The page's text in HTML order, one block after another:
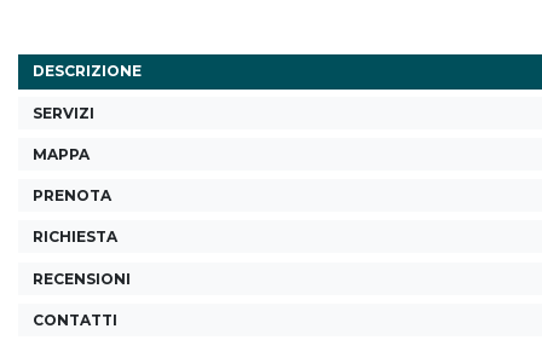
DESCRIZIONE
SERVIZI
MAPPA
PRENOTA
RICHIESTA
RECENSIONI
CONTATTI